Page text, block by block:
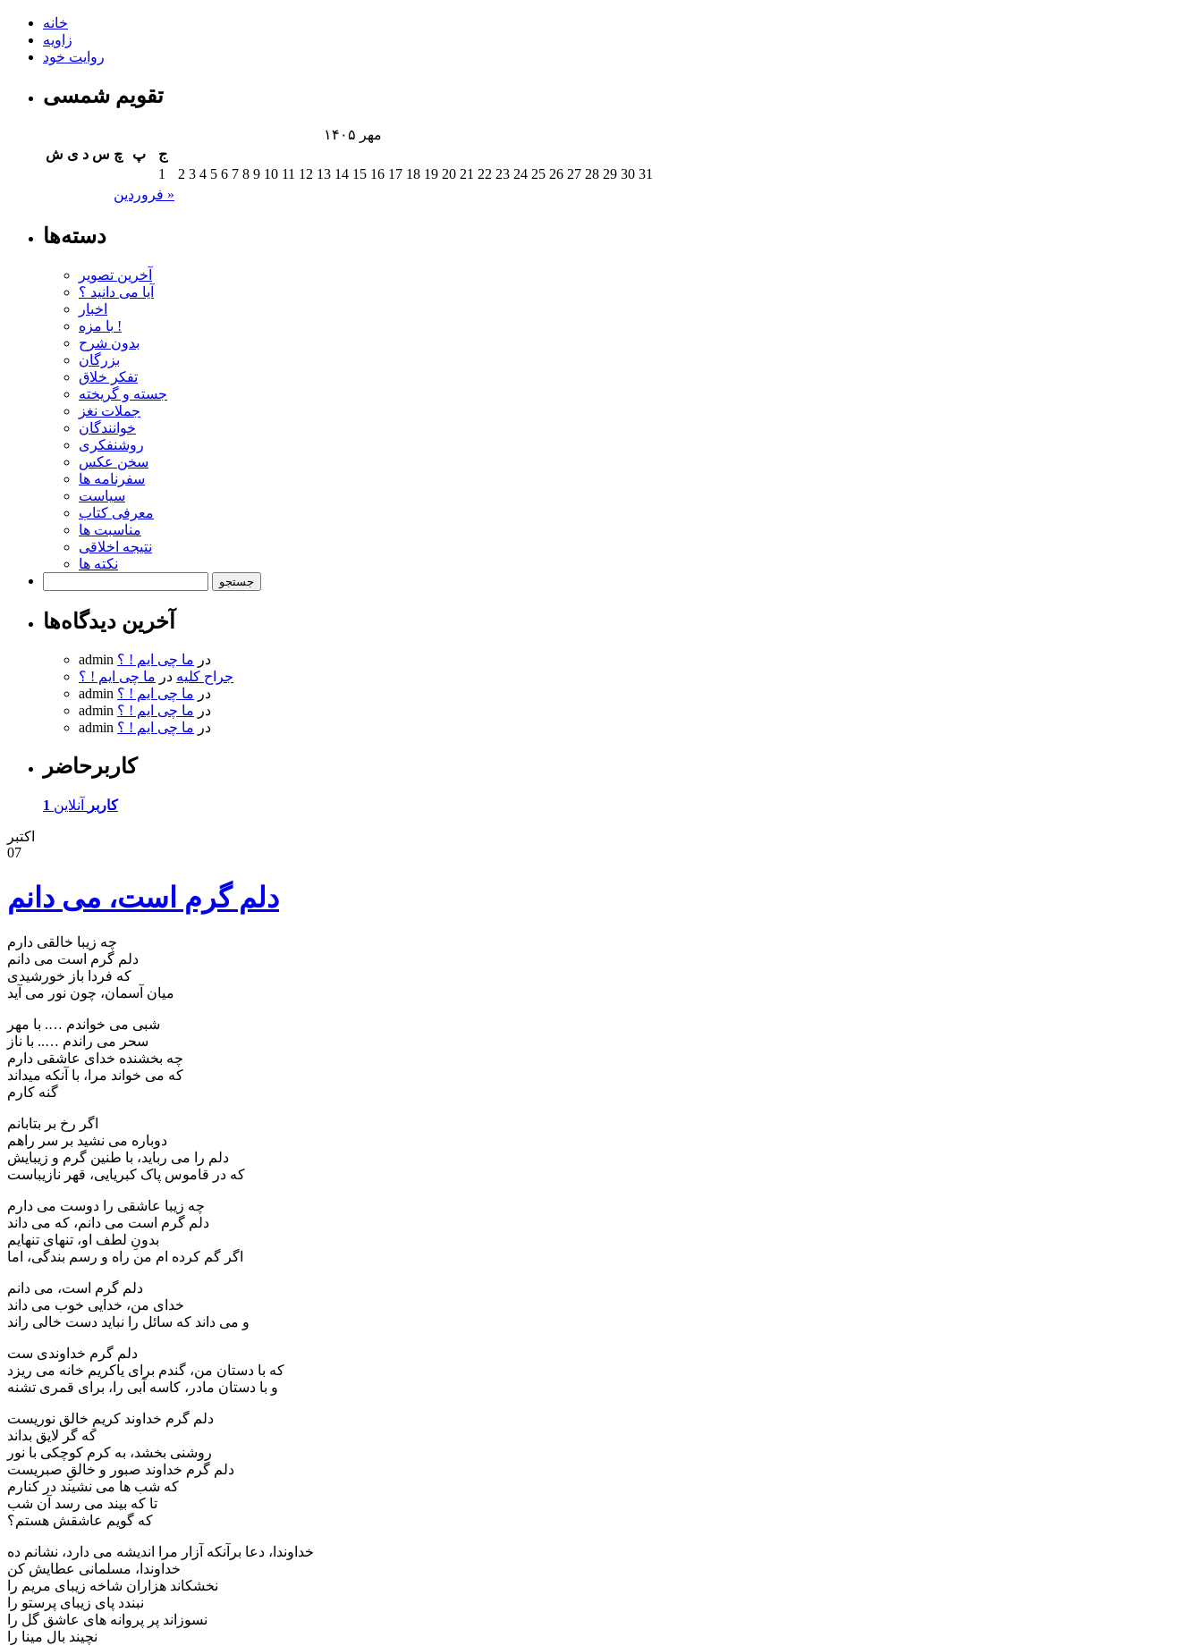
خانه
زاویه
روایت خود
تقویم شمسی
مهر ۱۴۰۵
ش ی د س چ پ ج
فروردین »
1 2 3 4 5 6 7 8 9 10 11 12 13 14 15 16 17 18 19 20 21 22 23 24 25 26 27 28 29 30 31
دسته‌ها
آخرین تصویر
آیا می دانید ؟
اخبار
با مزه !
بدون شرح
بزرگان
تفکر خلاق
جسته و گریخته
جملات نغز
خوانندگان
روشنفکری
سخن عکس
سفرنامه ها
سیاست
معرفی کتاب
مناسبت ها
نتیجه اخلاقی
نکته ها
آخرین دیدگاه‌ها
admin در ما چی ایم ! ؟
جراح کلیه در ما چی ایم ! ؟
admin
در ما چی ایم ! ؟
admin
در ما چی ایم ! ؟
admin
در ما چی ایم ! ؟
کاربرحاضر
1 کاربر آنلاین
اکتبر
07
چه زیبا خالقی دارم
دلم گرم است می دانم
که فردا باز خورشیدی
میان آسمان، چون نور می آید
شبی می خواندم …. با مهر
سحر می راندم ….. با ناز
چه بخشنده خدای عاشقی دارم
که می خواند مرا، با آنکه میداند
گنه کارم
اگر رخ بر بتابانم
دوباره می نشید بر سر راهم
دلم را می رباید، با طنین گرم و زیبایش
که در قاموس پاک کبریایی، قهر نازیباست
چه زیبا عاشقی را دوست می دارم
دلم گرم است می دانم، که می داند
بدونِ لطف او، تنهای تنهایم
اگر گم کرده ام من راه و رسم بندگی، اما
دلم گرم است، می دانم
خدای من، خدایی خوب می داند
و می داند که سائل را نباید دست خالی راند
دلم گرم خداوندی ست
که با دستان من، گندم برای یاکریم خانه می ریزد
و با دستان مادر، کاسه آبی را، برای قمری تشنه
دلم گرم خداوند کریمِ خالق نوریست
که گر لایق بداند
روشنی بخشد، به کرم کوچکی با نور
دلم گرم خداوند صبور و خالقِ صبریست
که شب ها می نشیند در کنارم
تا که بیند می رسد آن شب
که گویم عاشقش هستم؟
خداوندا، دعا برآنکه آزار مرا اندیشه می دارد، نشانم ده
خداوندا، مسلمانی عطایش کن
نخشکاند هزاران شاخه زیبای مریم را
نبندد پای زیبای پرستو را
نسوزاند پر پروانه های عاشق گل را
نچیند بال مینا را